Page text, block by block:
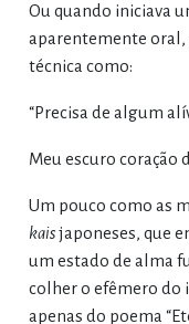
Ou quando iniciava
aparentemente oral,
técnica como:
“Precisa de algum
Meu escuro coração
Um pouco como as
kaisjaponeses, que
um estado de alma
colher o efêmero do
apenas do poema